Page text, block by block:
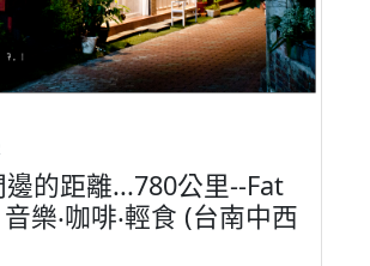
的距離...780公里--Fat
樂‧咖啡‧輕食 (台南中西